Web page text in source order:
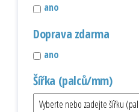
ano
Doprava zdarma
ano
Šířka (palců/mm)